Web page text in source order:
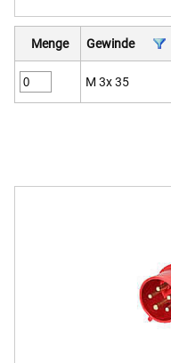
Menge Gewinde
M 3x 35